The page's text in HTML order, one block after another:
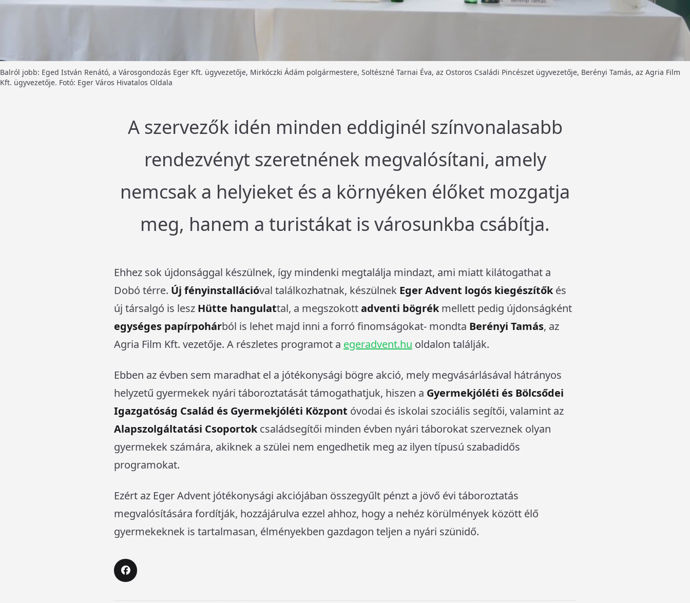
Balról jobb: Eged István Renátó, a Városgondozás Eger Kft. ügyvezetője, Mirkóczki Ádám polgármestere, Soltészné Tarnai Éva, az Ostoros Családi Pincészet ügyvezetője, Berényi Tamás, az Agria Film
Kft. ügyvezetője. Fotó: Eger Város Hivatalos Oldala
A szervezők idén minden eddiginél színvonalasabb
rendezvényt szeretnének megvalósítani, amely
nemcsak a helyieket és a környéken élőket mozgatja
meg, hanem a turistákat is városunkba csábítja.
Ehhez sok újdonsággal készülnek, így mindenki megtalálja mindazt, ami miatt kilátogathat a
Dobó térre. Új fényinstallációval találkozhatnak, készülnek Eger Advent logós kiegészítőkés
új társalgó is lesz Hütte hangulattal, a megszokottadventi bögrékmellett pedig újdonságként
egységes papírpohárból is lehet majd inni a forró finomságokat- mondta Berényi Tamás, az
Agria Film Kft. vezetője. A részletes programot a egeradvent.hu oldalon találják.
Ebben az évben sem maradhat el a jótékonysági bögre akció, mely megvásárlásával hátrányos
helyzetű gyermekek nyári táboroztatását támogathatjuk, hiszen a Gyermekjóléti és Bölcsődei
Igazgatóság Család és Gyermekjóléti Központ óvodai és iskolai szociális segítői, valamint az
Alapszolgáltatási Csoportokcsaládsegítői minden évben nyári táborokat szerveznek olyan
gyermekek számára, akiknek a szülei nem engedhetik meg az ilyen típusú szabadidős
programokat.
Ezért az Eger Advent jótékonysági akciójában összegyűlt pénzt a jövő évi táboroztatás
megvalósítására fordítják, hozzájárulva ezzel ahhoz, hogy a nehéz körülmények között élő
gyermekeknek is tartalmasan, élményekben gazdagon teljen a nyári szünidő.